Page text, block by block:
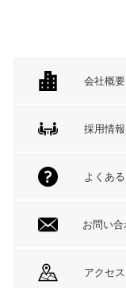
会社概要
採用情報
よくあ
お問い合
アクセス